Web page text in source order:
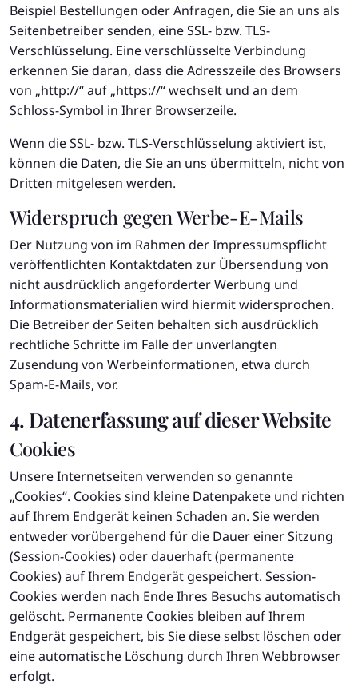
Beispiel Bestellungen oder Anfragen, die Sie an uns als
Seitenbetreiber senden, eine SSL- bzw. TLS-
Verschlüsselung. Eine verschlüsselte Verbindung
erkennen Sie daran, dass die Adresszeile des Browsers
von „http://“ auf „https://“ wechselt und an dem
Schloss-Symbol in Ihrer Browserzeile.
Wenn die SSL- bzw. TLS-Verschlüsselung aktiviert ist,
können die Daten, die Sie an uns übermitteln, nicht von
Dritten mitgelesen werden.
Widerspruch gegen Werbe-E-Mails
Der Nutzung von im Rahmen der Impressumspflicht
veröffentlichten Kontaktdaten zur Übersendung von
nicht ausdrücklich angeforderter Werbung und
Informationsmaterialien wird hiermit widersprochen.
Die Betreiber der Seiten behalten sich ausdrücklich
rechtliche Schritte im Falle der unverlangten
Zusendung von Werbeinformationen, etwa durch
Spam-E-Mails, vor.
4. Datenerfassung auf dieser Website
Cookies
Unsere Internetseiten verwenden so genannte
„Cookies“. Cookies sind kleine Datenpakete und richten
auf Ihrem Endgerät keinen Schaden an. Sie werden
entweder vorübergehend für die Dauer einer Sitzung
(Session-Cookies) oder dauerhaft (permanente
Cookies) auf Ihrem Endgerät gespeichert. Session-
Cookies werden nach Ende Ihres Besuchs automatisch
gelöscht. Permanente Cookies bleiben auf Ihrem
Endgerät gespeichert, bis Sie diese selbst löschen oder
eine automatische Löschung durch Ihren Webbrowser
erfolgt.